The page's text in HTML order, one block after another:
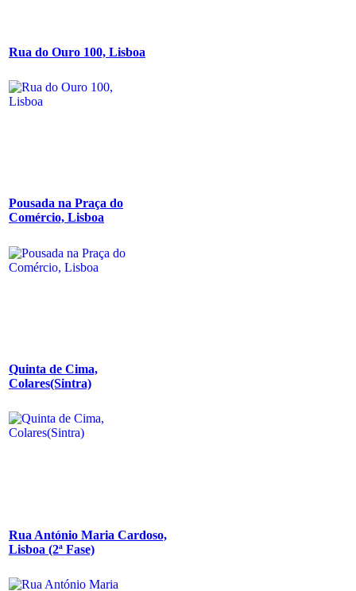
Rua do Ouro 100, Lisboa
Pousada na Praça do
Comércio, Lisboa
Quinta de Cima,
Colares(Sintra)
Rua António Maria Cardoso,
Lisboa (2ª Fase)